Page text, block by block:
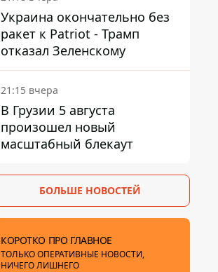
Украина окончательно без
ракет к Patriot - Трамп
отказал Зеленскому
21:15 вчера
В Грузии 5 августа
произошел новый
масштабный блекаут
БОЛЬШЕ НОВОСТЕЙ
КОРОТКО ПРО ГЛАВНОЕ
ТОЛЬКО ОПЕРАТИВНЫЕ НОВОСТИ,
НИЧЕГО ЛИШНЕГО